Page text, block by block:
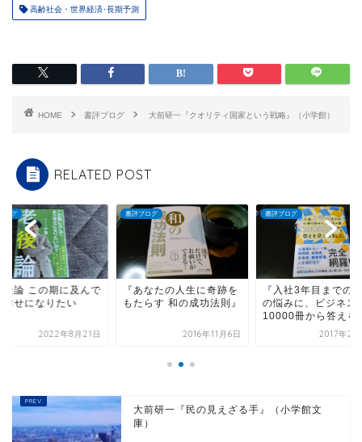
高齢社会・世界経済･長期予測
HOME 書評ブログ 大前研一『クオリティ国家という戦略』（小学館）
RELATED POST
ログ
後論 この期に及んで
幸せになりたい
2022年8月21日
書評ブログ
『あなたの人生に奇跡を
もたらす 和の成功法則』
2016年11月6日
書評ブログ
『入社3年目までの
の悩みに、ビジネス
10000冊から答えを
2017年2
大前研一『民の見えざる手』（小学館文
庫）